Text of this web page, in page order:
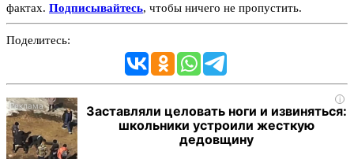
фактах. Подписывайтесь, чтобы ничего не пропустить.
Поделитесь:
i
Заставляли целовать ноги и извиняться:
школьники устроили жесткую
дедовщину